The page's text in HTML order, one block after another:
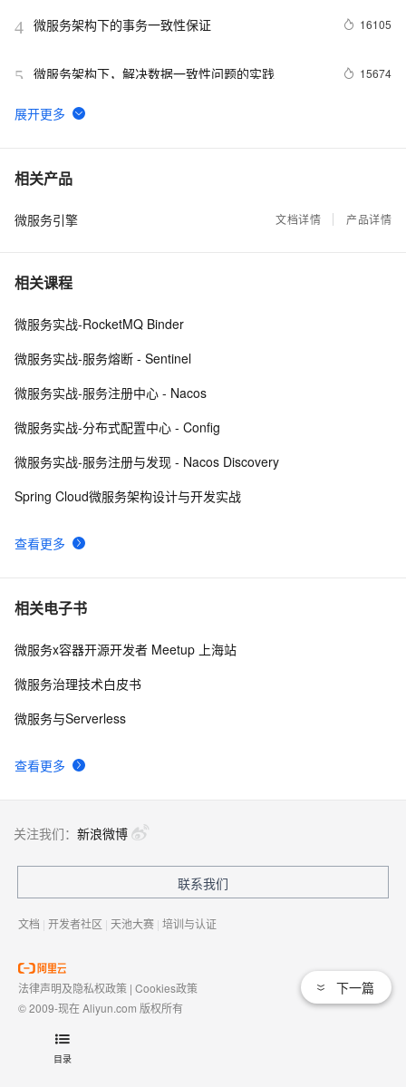
目录
4 微服务架构下的事务一致性保证 16105
5 微服务架构下，解决数据一致性问题的实践 15674
6 微服务技术栈选型，看了这个别的可以不用看了
7 鹰眼跟踪、限流降级，EDAS的微服务解决之道
8 微服务一站式解决方案Spring Cloud 15392
9
10微服务架构
相关产品
微服务引擎 文档详情 产品详情
相关课程
查看更多
微服务实战-RocketMQ Binder
微服务实战-服务熔断 - Sentinel
微服务实战-服务注册中心 - Nacos
微服务实战-分布式配置中心 - Config
微服务实战-服务注册与发现 - Nacos Discovery
Spring Cloud微服务架构设计与开发实战
相关电子书
查看更多
微服务x容器开源开发者 Meetup 上海站
微服务治理技术白皮书
微服务与Serverless
下一篇
关注我们： 新浪微博
联系我们
文档 | 开发者社区 | 天池大赛 | 培训与认证
法律声明及隐私权政策 | Cookies政策
© 2009-现在 Aliyun.com 版权所有
域名注册服务机构许可：